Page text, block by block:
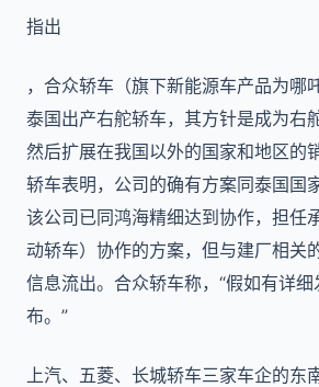
指出
，合众轿车（旗下新能源车产品为哪
泰国出产右舵轿车，其方针是成为右
然后扩展在我国以外的国家和地区的
轿车表明，公司的确有方案同泰国国
该公司已同鸿海精细达到协作，担任
动轿车）协作的方案，但与建厂相关
信息流出。合众轿车称，“假如有详
布。”
上汽、五菱、长城轿车三家车企的东